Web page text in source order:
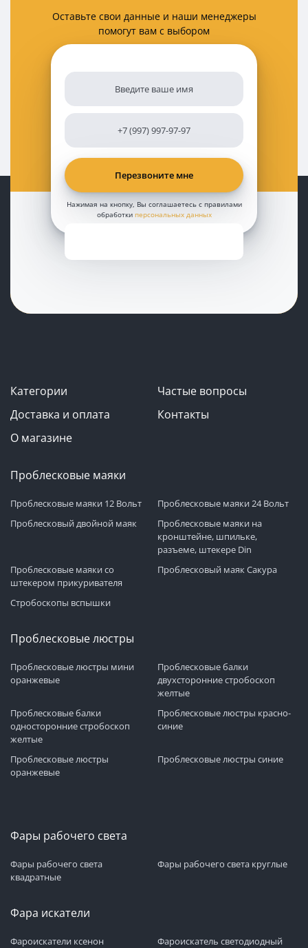
Оставьте свои данные и наши менеджеры
помогут вам с выбором
Нажимая на кнопку, Вы соглашаетесь с правилами
обработки персональных данных
Категории
Частые вопросы
Доставка и оплата
Контакты
О магазине
Проблесковые маяки
Проблесковые маяки 12 Вольт
Проблесковые маяки 24 Вольт
Проблесковый двойной маяк
Проблесковые маяки на
кронштейне, шпильке,
разъеме, штекере Din
Проблесковые маяки со
штекером прикуривателя
Проблесковый маяк Сакура
Стробоскопы вспышки
Проблесковые люстры
Проблесковые люстры мини
оранжевые
Проблесковые балки
двухсторонние стробоскоп
желтые
Проблесковые балки
односторонние стробоскоп
желтые
Проблесковые люстры красно-
синие
Проблесковые люстры
оранжевые
Проблесковые люстры синие
Фары рабочего света
Фары рабочего света
квадратные
Фары рабочего света круглые
Фара искатели
Фароискатели ксенон Фароискатель светодиодный